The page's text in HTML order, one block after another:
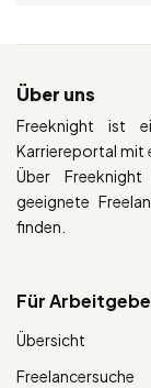
Über uns
Freeknight ist
Karriereportal mit
Über
geeignete
finden.
Für
Übersicht
Freelancersuche